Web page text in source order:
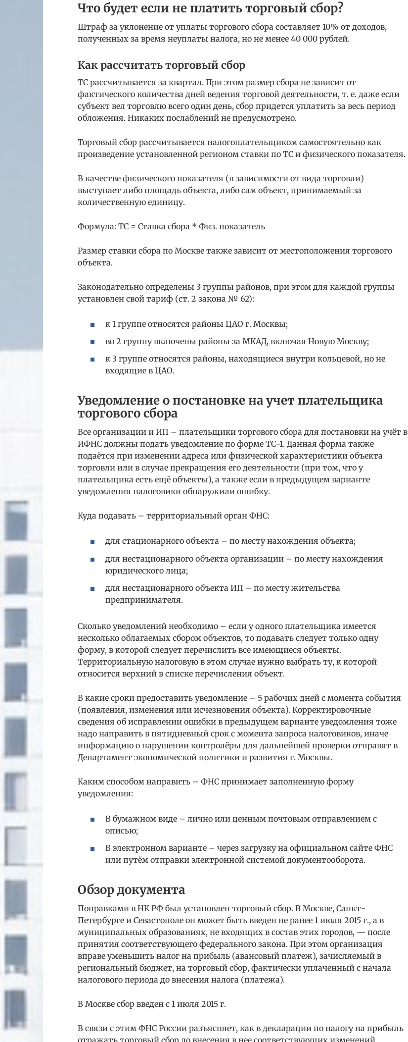
Что будет если не платить торговый сбор?
Штраф за уклонение от уплаты торгового сбора составляет 10% от доходов,
полученных за время неуплаты налога, но не менее 40 000 рублей.
Как рассчитать торговый сбор
ТС рассчитывается за квартал. При этом размер сбора не зависит от
фактического количества дней ведения торговой деятельности, т. е. даже если
субъект вел торговлю всего один день, сбор придется уплатить за весь период
обложения. Никаких послаблений не предусмотрено.
Торговый сбор рассчитывается налогоплательщиком самостоятельно как
произведение установленной регионом ставки по ТС и физического показателя.
В качестве физического показателя (в зависимости от вида торговли)
выступает либо площадь объекта, либо сам объект, принимаемый за
количественную единицу.
Формула: ТС = Ставка сбора * Физ. показатель
Размер ставки сбора по Москве также зависит от местоположения торгового
объекта.
Законодательно определены 3 группы районов, при этом для каждой группы
установлен свой тариф (ст. 2 закона № 62):
к 1 группе относятся районы ЦАО г. Москвы;
во 2 группу включены районы за МКАД, включая Новую Москву;
к 3 группе относятся районы, находящиеся внутри кольцевой, но не
входящие в ЦАО.
Уведомление о постановке на учет плательщика
торгового сбора
Все организации и ИП – плательщики торгового сбора для постановки на учёт в
ИФНС должны подать уведомление по форме ТС-1. Данная форма также
подаётся при изменении адреса или физической характеристики объекта
торговли или в случае прекращения его деятельности (при том, что у
плательщика есть ещё объекты), а также если в предыдущем варианте
уведомления налоговики обнаружили ошибку.
Куда подавать – территориальный орган ФНС:
для стационарного объекта – по месту нахождения объекта;
для нестационарного объекта организации – по месту нахождения
юридического лица;
для нестационарного объекта ИП – по месту жительства
предпринимателя.
Сколько уведомлений необходимо – если у одного плательщика имеется
несколько облагаемых сбором объектов, то подавать следует только одну
форму, в которой следует перечислить все имеющиеся объекты.
Территориальную налоговую в этом случае нужно выбрать ту, к которой
относится верхний в списке перечисления объект.
В какие сроки предоставить уведомление – 5 рабочих дней с момента события
(появления, изменения или исчезновения объекта). Корректировочные
сведения об исправлении ошибки в предыдущем варианте уведомления тоже
надо направить в пятидневный срок с момента запроса налоговиков, иначе
информацию о нарушении контролёры для дальнейшей проверки отправят в
Департамент экономической политики и развития г. Москвы.
Каким способом направить – ФНС принимает заполненную форму
уведомления:
В бумажном виде – лично или ценным почтовым отправлением с
описью;
В электронном варианте – через загрузку на официальном сайте ФНС
или путём отправки электронной системой документооборота.
Обзор документа
Поправками в НК РФ был установлен торговый сбор. В Москве, Санкт-
Петербурге и Севастополе он может быть введен не ранее 1 июля 2015 г., а в
муниципальных образованиях, не входящих в состав этих городов, — после
принятия соответствующего федерального закона. При этом организация
вправе уменьшить налог на прибыль (авансовый платеж), зачисляемый в
региональный бюджет, на торговый сбор, фактически уплаченный с начала
налогового периода до внесения налога (платежа).
В Москве сбор введен с 1 июля 2015 г.
В связи с этим ФНС России разъясняет, как в декларации по налогу на прибыль
отражать торговый сбор до внесения в нее соответствующих изменений.